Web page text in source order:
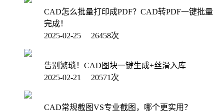
CAD怎么批量打印成PDF？CAD转PDF一键批量
完成！
2025-02-25 26458次
告别繁琐！CAD图块一键生成+丝滑入库
2025-02-21 20571次
CAD常规截图VS专业截图，哪个更实用？